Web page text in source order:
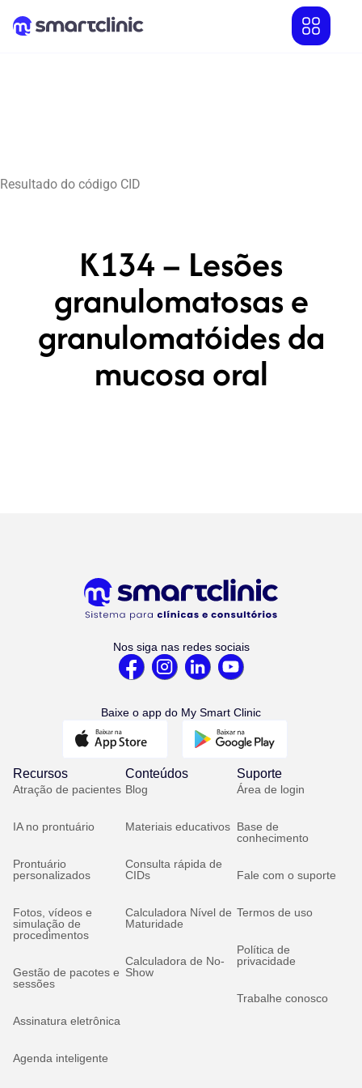
Resultado do código CID
K134 – Lesões
granulomatosas e
granulomatóides da
mucosa oral
Nos siga nas redes sociais
Baixe o app do My Smart Clinic
Recursos
Atração de pacientes
IA no prontuário
Prontuário
personalizados
Fotos, vídeos e
simulação de
procedimentos
Gestão de pacotes e
sessões
Assinatura eletrônica
Agenda inteligente
Conteúdos
Blog
Materiais educativos
Consulta rápida de
CIDs
Calculadora Nível de
Maturidade
Calculadora de No-
Show
Suporte
Área de login
Base de
conhecimento
Fale com o suporte
Termos de uso
Política de
privacidade
Trabalhe conosco